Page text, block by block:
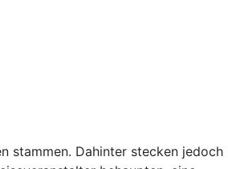
stammen. Dahinter stecken jedoch